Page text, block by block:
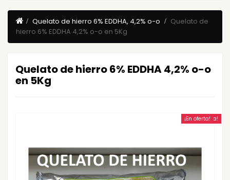
Quelato de hierro 6% EDDHA, 4,2% o-o
Quelato de
hierro 6% EDDHA 4,2% o-o en 5Kg
Quelato de hierro 6% EDDHA 4,2% o-o
en 5Kg
¡En oferta!
¡En oferta!